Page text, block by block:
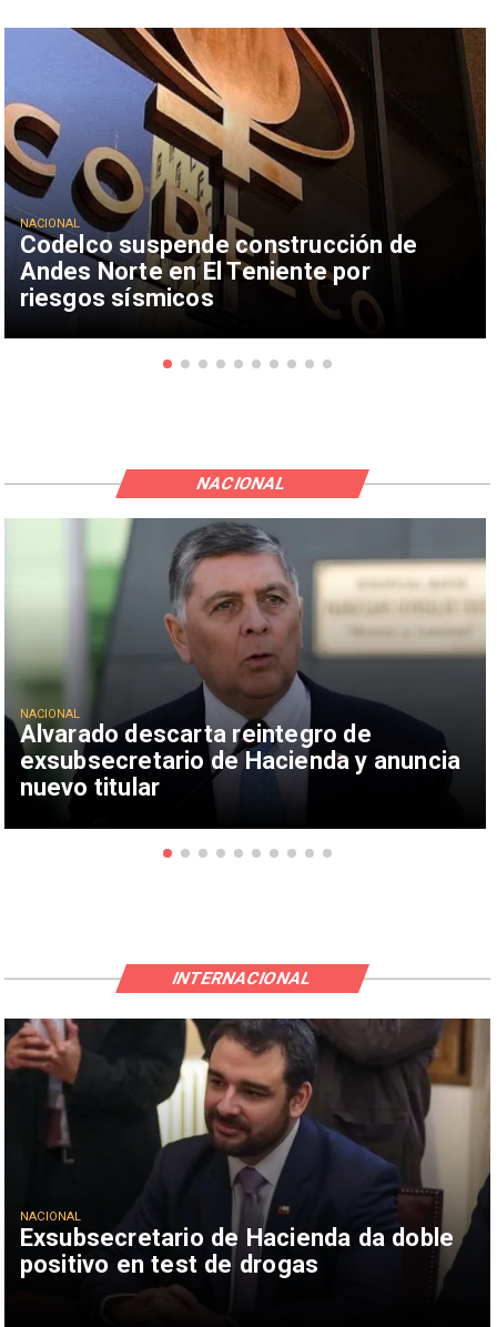
Codelco suspende construcción de
Andes Norte en El Teniente por
riesgos sísmicos
NACIONAL
Alvarado descarta reintegro de
exsubsecretario de Hacienda y anuncia
nuevo titular
NACIONAL
NACIONAL
Exsubsecretario de Hacienda da doble
positivo en test de drogas
NACIONAL
INTERNACIONAL